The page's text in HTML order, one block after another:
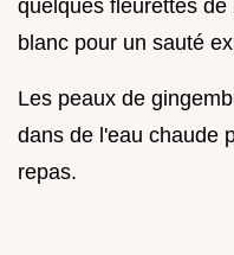
quelques fleurettes
blanc pour un sauté
Les peaux de
dans de l'eau chaude
repas.